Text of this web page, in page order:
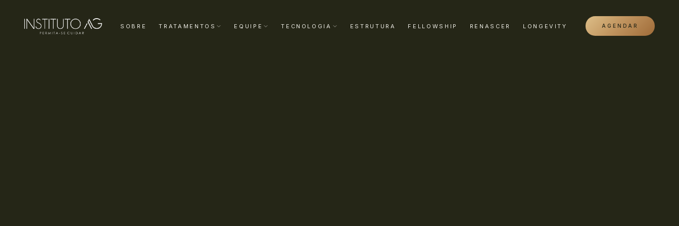
SOBRE TRATAMENTOS EQUIPE TECNOLOGIA ESTRUTURA FELLOWSHIP RENASCER LONGEVITY AGENDAR